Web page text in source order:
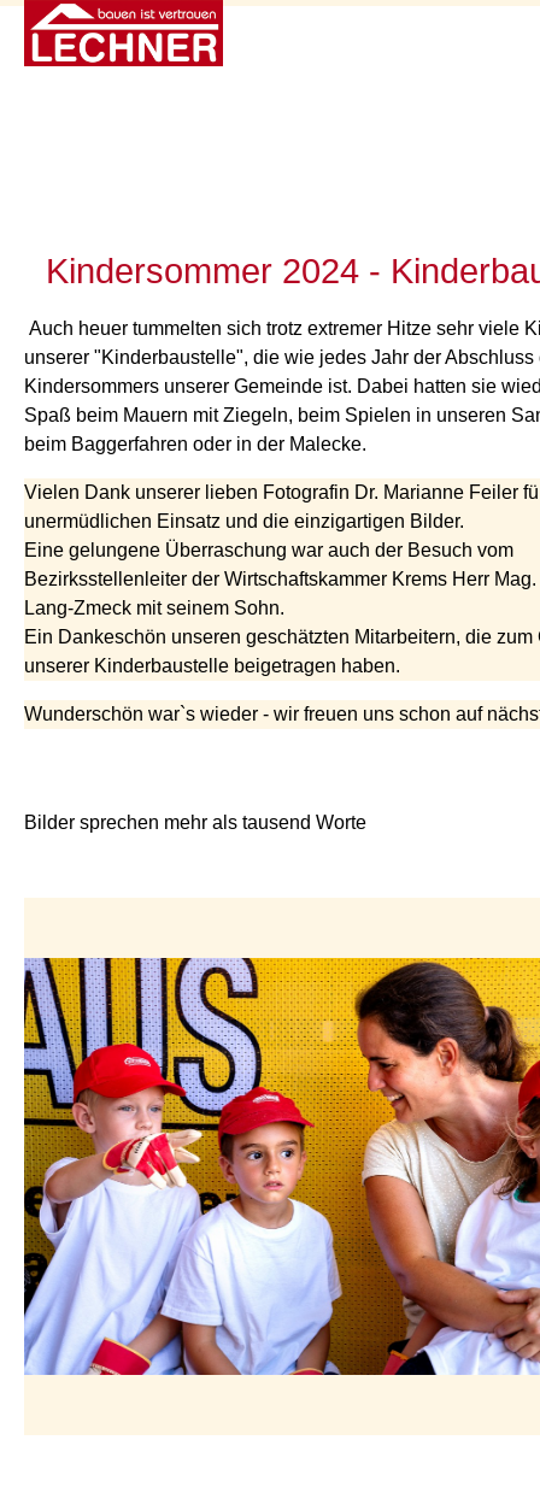
Kindersommer 2024 -
Auch heuer tummelten sich trotz extremer Hitze sehr viele
unserer "Kinderbaustelle", die wie jedes Jahr der Abschluss
Kindersommers unserer Gemeinde ist. Dabei hatten sie
Spaß beim Mauern mit Ziegeln, beim Spielen in unseren
beim Baggerfahren oder in der Malecke.
Vielen Dank unserer lieben Fotografin Dr. Marianne Feiler
unermüdlichen Einsatz und die einzigartigen Bilder.
Eine gelungene Überraschung war auch der Besuch vom
Bezirksstellenleiter der Wirtschaftskammer Krems Herr
Lang-Zmeck mit seinem Sohn.
Ein Dankeschön unseren geschätzten Mitarbeitern, die zum
unserer Kinderbaustelle beigetragen haben.
Wunderschön war`s wieder - wir freuen uns schon auf
Bilder sprechen mehr als tausend Worte